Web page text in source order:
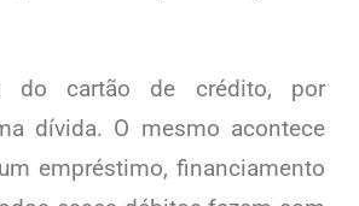
do cartão de crédito, por
dívida. O mesmo acontece
empréstimo, financiamento